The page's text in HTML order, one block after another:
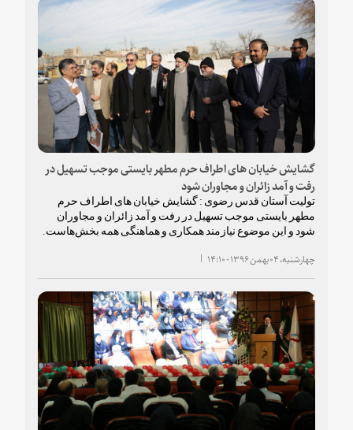
گشایش‌ خیابان های اطراف حرم مطهر بایستی موجب تسهیل در
رفت و آمد زائران و مجاوران شود
تولیت آستان قدس رضوی : گشایش‌ خیابان های اطراف حرم
مطهر بایستی موجب تسهیل در رفت و آمد زائران و مجاوران
شود و این موضوع نیازمند همکاری و هماهنگی همه بخش‌هاست.
چهارشنبه، ۰۴ بهمن ۱۳۹۶ - ۱۴:۱۰